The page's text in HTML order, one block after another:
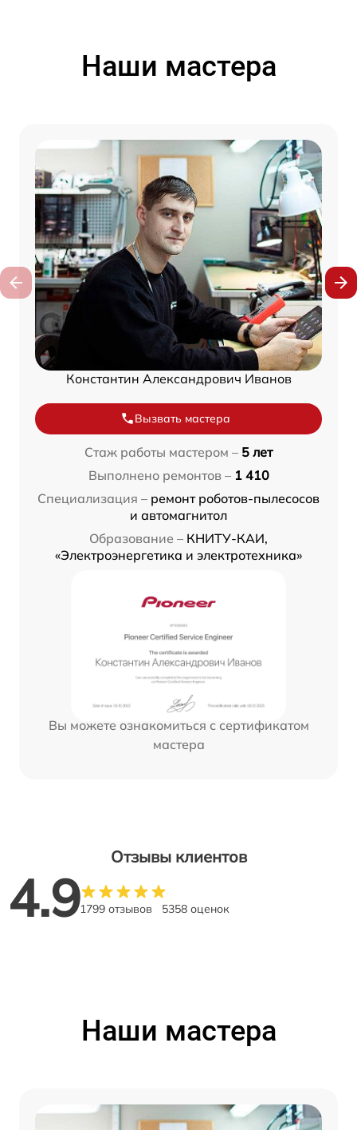
Наши мастера
Константин Александрович Иванов
Вызвать мастера
Стаж работы мастером – 5 лет
Выполнено ремонтов – 1 410
Специализация – ремонт роботов-пылесосов
и автомагнитол
Образование – КНИТУ-КАИ,
«Электроэнергетика и электротехника»
Вы можете ознакомиться с сертификатом
мастера
Отзывы клиентов
4.91799 отзывов 5358 оценок
Наши мастера